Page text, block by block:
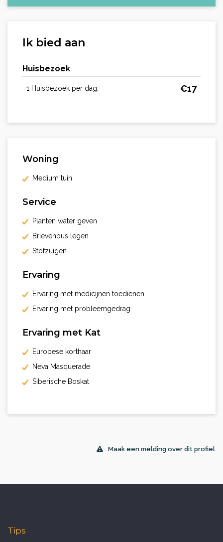
Ik bied aan
Huisbezoek
1 Huisbezoek per dag: €17
Woning
Medium tuin
Service
Planten water geven
Brievenbus legen
Stofzuigen
Ervaring
Ervaring met medicijnen toedienen
Ervaring met probleemgedrag
Ervaring met Kat
Europese korthaar
Neva Masquerade
Siberische Boskat
Maak een melding over dit profiel
Tips